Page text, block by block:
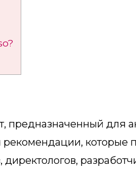
предназначенный для
которые